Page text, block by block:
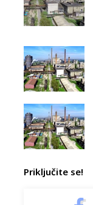
Priključite se!